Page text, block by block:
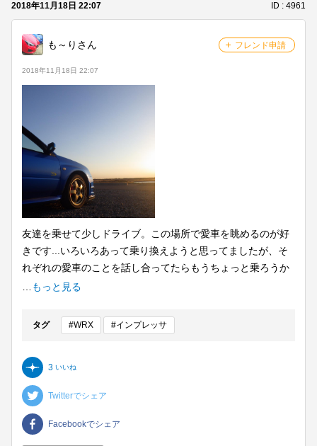
2018年11月18日 22:07 ID : 4961
も～りさん フレンド申請
2018年11月18日 22:07
友達を乗せて少しドライブ。この場所で愛車を眺めるのが好
きです...いろいろあって乗り換えようと思ってましたが、そ
れぞれの愛車のことを話し合ってたらもうちょっと乗ろうか
なと思いました。来年暖かくなるまでにできるところまで治
もっと見る
タグ #WRX #インプレッサ
3 いいね
Twitterでシェア
Facebookでシェア